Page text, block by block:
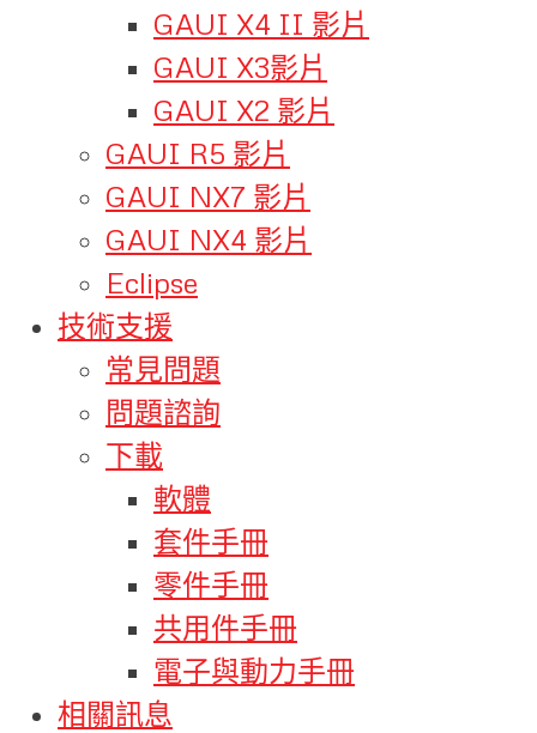
GAUI X4 II 影片
GAUI X3影片
GAUI X2 影片
GAUI R5 影片
GAUI NX7 影片
GAUI NX4 影片
Eclipse
技術支援
常見問題
問題諮詢
下載
軟體
套件手冊
零件手冊
共用件手冊
電子與動力手冊
相關訊息